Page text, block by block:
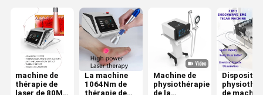
machine de
thérapie de
laser de 80Ms
La machine
1064Nm de
thérapie de
Machine de
physiothérapie
de la
Dispositif
de